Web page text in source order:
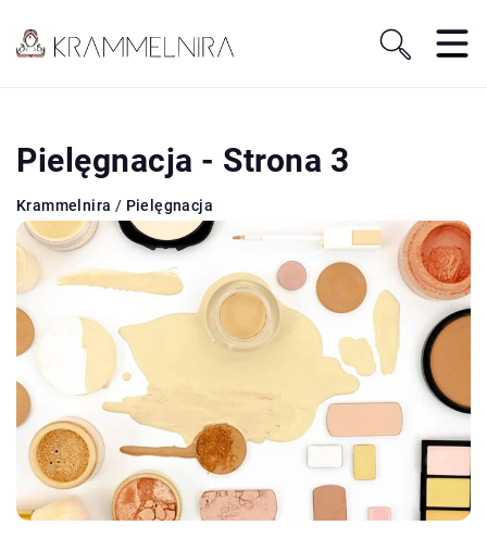
Pielęgnacja - Strona 3
Krammelnira / Pielęgnacja